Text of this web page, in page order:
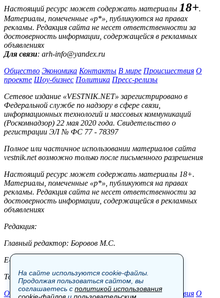
Настоящий ресурс может содержать материалы 18+.
Материалы, помеченные «р*», публикуются на правах
рекламы. Редакция сайта не несет ответственности за
достоверность информации, содержащейся в рекламных
объявлениях
Для связи: arh-info@yandex.ru
Общество Экономика Контакты В мире Происшествия О
проекте Шоу-бизнес Политика Пресс-релизы
Сетевое издание «VESTNIK.NET» зарегистрировано в
Федеральной службе по надзору в сфере связи,
информационных технологий и массовых коммуникаций
(Роскомнадзор) 22 мая 2020 года. Свидетельство о
регистрации ЭЛ № ФС 77 - 78397
Полное или частичное использовании материалов сайта
vestnik.net возможно только после письменного разрешения
Настоящий ресурс может содержать материалы 18+.
Материалы, помеченные «р*», публикуются на правах
рекламы. Редакция сайта не несет ответственности за
достоверность информации, содержащейся в рекламных
объявлениях
Редакция:
Главный редактор: Боровов М.С.
E-mail: site@vestnik.net, reb.msk@yandex.ru
Тел.: +7 (921) 720-00-97
Общество Экономика Контакты В мире Происшествия О
На сайте используются cookie-файлы.
Продолжая пользоваться сайтом, вы
соглашаетесь с политикой использования